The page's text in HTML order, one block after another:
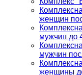
женщин
мужчин до
мужчин
женщины